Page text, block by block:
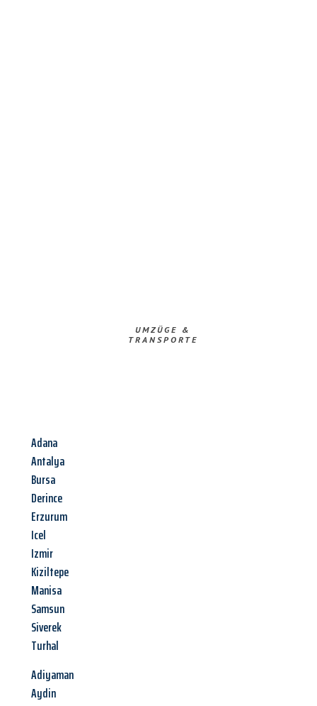
UMZÜGE &
TRANSPORTE
Adana
Antalya
Bursa
Derince
Erzurum
Icel
Izmir
Kiziltepe
Manisa
Samsun
Siverek
Turhal
Adiyaman
Aydin